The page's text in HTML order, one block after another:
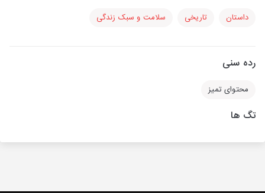
داستان تاریخی سلامت و سبک زندگی
رده سنی
محتوای تمیز
تگ ها